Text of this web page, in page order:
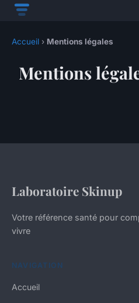
Accueil › Mentions légales
Mentions
Laboratoire Skinup
Votre référence santé pour
vivre
NAVIGATION
Accueil